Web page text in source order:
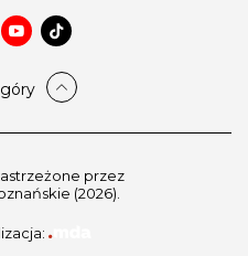
przez
(2026).